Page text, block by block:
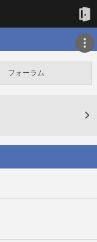
フォーラム